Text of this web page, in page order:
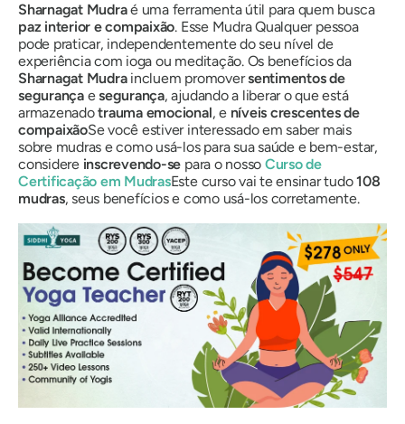
Sharnagat Mudraé uma ferramenta útil para quem busca
paz interior e compaixão. Esse MudraQualquer pessoa
pode praticar, independentemente do seu nível de
experiência com ioga ou meditação. Os benefícios da
Sharnagat Mudraincluem promoversentimentos de
segurançaesegurança, ajudando a liberar o que está
armazenadotrauma emocional, e níveis crescentes de
compaixãoSe você estiver interessado em saber mais
sobre mudras e como usá-los para sua saúde e bem-estar,
considere inscrevendo-se para o nosso Curso de
Certificação em MudrasEste curso vai te ensinar tudo108
mudras, seus benefícios e como usá-los corretamente.